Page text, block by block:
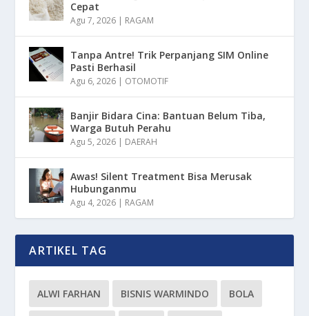
Cepat
Agu 7, 2026 | RAGAM
Tanpa Antre! Trik Perpanjang SIM Online
Pasti Berhasil
Agu 6, 2026 | OTOMOTIF
Banjir Bidara Cina: Bantuan Belum Tiba,
Warga Butuh Perahu
Agu 5, 2026 | DAERAH
Awas! Silent Treatment Bisa Merusak
Hubunganmu
Agu 4, 2026 | RAGAM
ARTIKEL TAG
ALWI FARHAN BISNIS WARMINDO BOLA